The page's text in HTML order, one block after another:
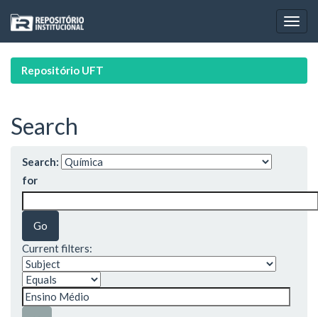
navigation
Repositório UFT
Search
Search:
for
Current filters: